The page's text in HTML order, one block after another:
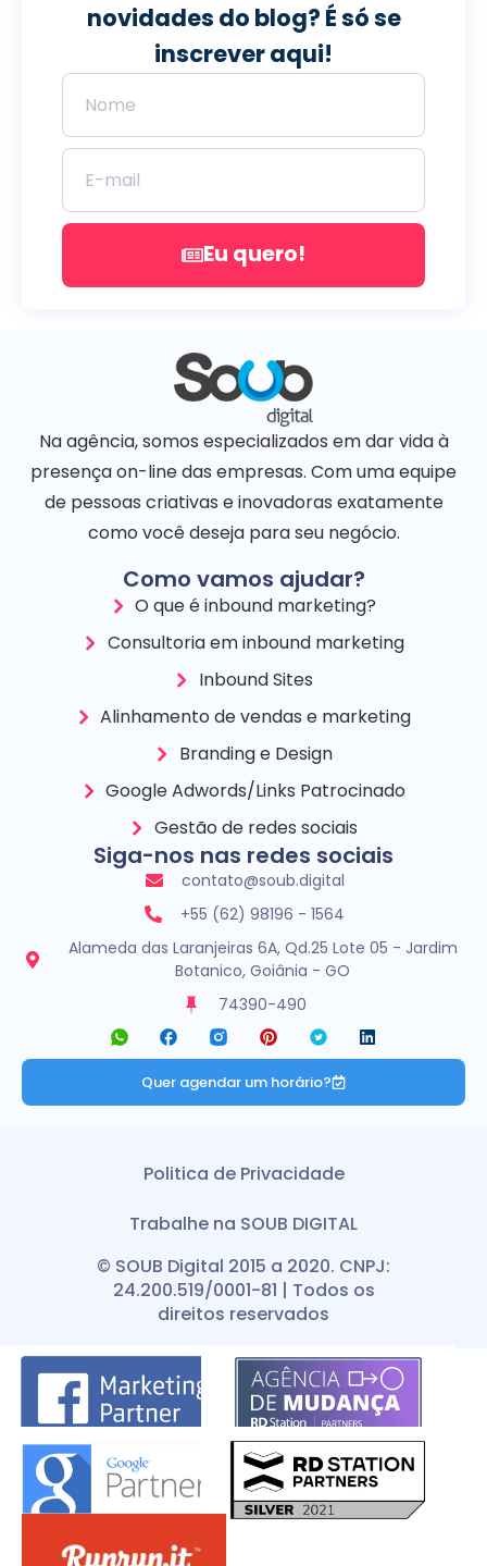
novidades do blog? É só se
inscrever aqui!
Eu quero!
Siga-nos nas redes sociais
contato@soub.digital
+55 (62) 98196 - 1564
Alameda das Laranjeiras 6A, Qd.25 Lote 05 - Jardim
Botanico, Goiânia - GO
74390-490
Quer agendar um horário?
Na agência, somos especializados em dar vida à
presença on-line das empresas. Com uma equipe
de pessoas criativas e inovadoras exatamente
como você deseja para seu negócio.
Como vamos ajudar?
O que é inbound marketing?
Consultoria em inbound marketing
Inbound Sites
Alinhamento de vendas e marketing
Branding e Design
Google Adwords/Links Patrocinado
Gestão de redes sociais
Politica de Privacidade
Trabalhe na SOUB DIGITAL
© SOUB Digital 2015 a 2020. CNPJ:
24.200.519/0001-81 | Todos os
direitos reservados